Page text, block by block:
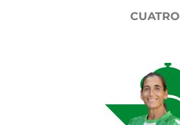
CUATRO